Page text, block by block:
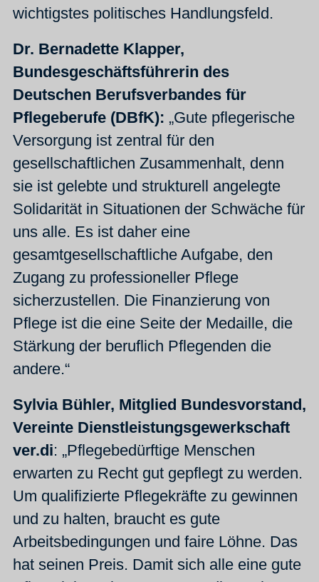
wichtigstes politisches Handlungsfeld.
Dr. Bernadette Klapper,
Bundesgeschäftsführerin des
Deutschen Berufsverbandes für
Pflegeberufe (DBfK): „Gute pflegerische
Versorgung ist zentral für den
gesellschaftlichen Zusammenhalt, denn
sie ist gelebte und strukturell angelegte
Solidarität in Situationen der Schwäche für
uns alle. Es ist daher eine
gesamtgesellschaftliche Aufgabe, den
Zugang zu professioneller Pflege
sicherzustellen. Die Finanzierung von
Pflege ist die eine Seite der Medaille, die
Stärkung der beruflich Pflegenden die
andere.“
Sylvia Bühler, Mitglied Bundesvorstand,
Vereinte Dienstleistungsgewerkschaft
ver.di: „Pflegebedürftige Menschen
erwarten zu Recht gut gepflegt zu werden.
Um qualifizierte Pflegekräfte zu gewinnen
und zu halten, braucht es gute
Arbeitsbedingungen und faire Löhne. Das
hat seinen Preis. Damit sich alle eine gute